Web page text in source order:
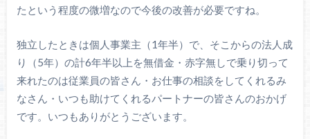
たという程度の微増なので今後の改善が必要ですね。
独立したときは個人事業主（1年半）で、そこからの法人成
り（5年）の計6年半以上を無借金・赤字無しで乗り切って
来れたのは従業員の皆さん・お仕事の相談をしてくれるみ
なさん・いつも助けてくれるパートナーの皆さんのおかげ
です。いつもありがとうございます。